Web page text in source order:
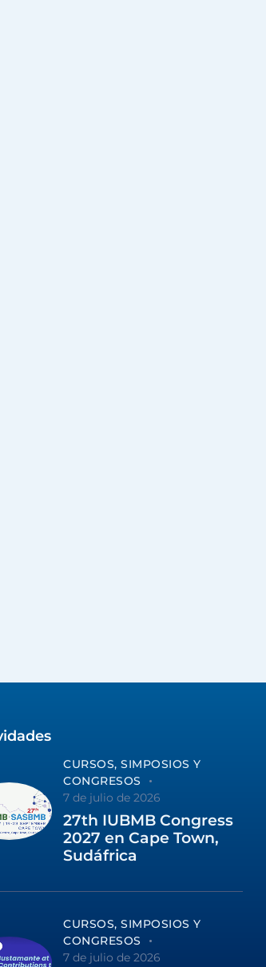
CURSOS, SIMPOSIOS Y
CONGRESOS
7 de julio de 2026
27th IUBMB Congress
2027 en Cape Town,
Sudáfrica
CURSOS, SIMPOSIOS Y
CONGRESOS
7 de julio de 2026